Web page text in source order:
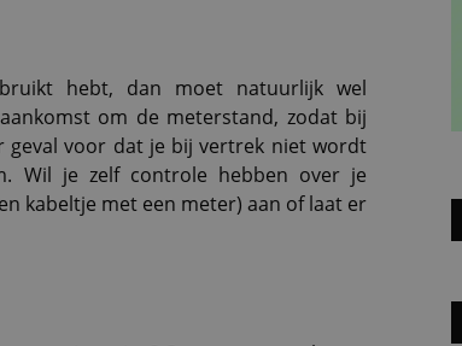
hebt, dan moet natuurlijk wel
om de meterstand, zodat bij
geval voor dat je bij vertrek niet wordt
Wil je zelf controle hebben over je
kabeltje met een meter) aan of laat er